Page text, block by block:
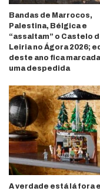
Bandas de Marrocos,
Palestina, Bélgica e
“assaltam” o Castelo
Leiria no Ágora 2026;
deste ano fica
uma despedida
A verdade está lá fora